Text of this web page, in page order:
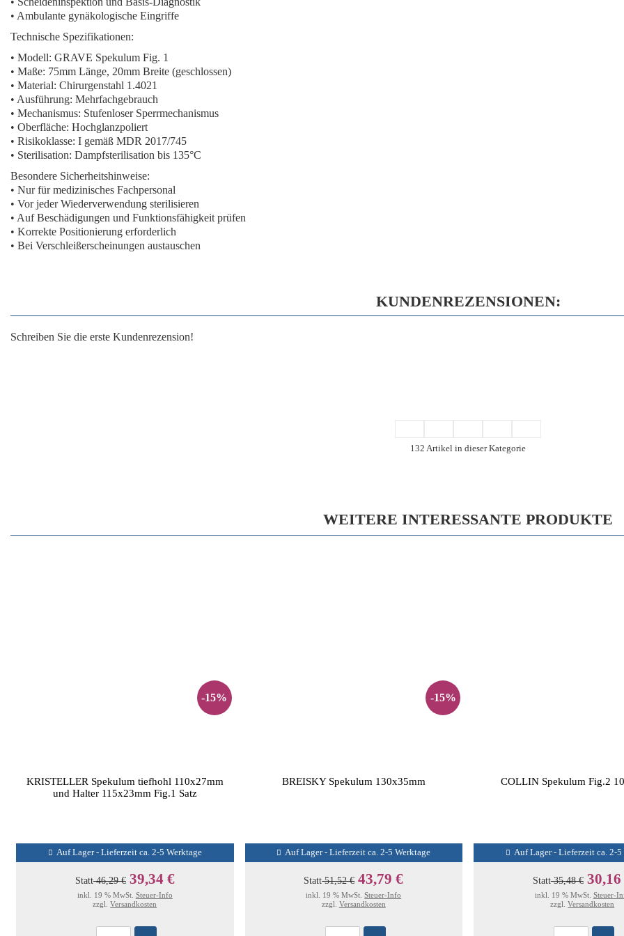
• Ambulante gynäkologische Eingriffe
Technische Spezifikationen:
• Modell: GRAVE Spekulum Fig. 1
• Maße: 75mm Länge, 20mm Breite (geschlossen)
• Material: Chirurgenstahl 1.4021
• Ausführung: Mehrfachgebrauch
• Mechanismus: Stufenloser Sperrmechanismus
• Oberfläche: Hochglanzpoliert
• Risikoklasse: I gemäß MDR 2017/745
• Sterilisation: Dampfsterilisation bis 135°C
Besondere Sicherheitshinweise:
• Nur für medizinisches Fachpersonal
• Vor jeder Wiederverwendung sterilisieren
• Auf Beschädigungen und Funktionsfähigkeit prüfen
• Korrekte Positionierung erforderlich
• Bei Verschleißerscheinungen austauschen
KUNDENREZENSIONEN:
Schreiben Sie die erste Kundenrezension!
132 Artikel in dieser Kategorie
WEITERE INTERESSANTE PRODUKTE
-15%
KRISTELLER Spekulum tiefhohl 110x27mm
und Halter 115x23mm Fig.1 Satz
Auf Lager - Lieferzeit ca. 2-5 Werktage
Statt46,29 € 39,34 €
inkl. 19 % MwSt. Steuer-Info
zzgl.Versandkosten
-15%
BREISKY Spekulum 130x35mm
Auf Lager - Lieferzeit ca. 2-5 Werktage
Statt51,52 € 43,79 €
inkl. 19 % MwSt.Steuer-Info
zzgl. Versandkosten
COLLIN Spekulum Fig.2
Auf Lager - Lieferzeit ca. 2-5
Statt35,48 € 30,16
inkl. 19 % MwSt. Steuer-
zzgl.Versandkosten